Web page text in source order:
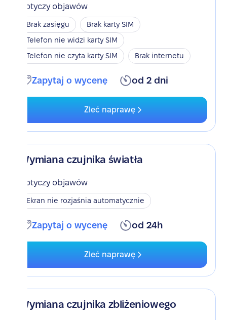
Dotyczy objawów
Brak zasięgu
Brak karty SIM
Telefon nie widzi karty SIM
Telefon nie czyta karty SIM
Brak internetu
Zapytaj o wycenę od 2 dni
Zleć naprawę
Wymiana czujnika światła
Dotyczy objawów
Ekran nie rozjaśnia automatycznie
Zapytaj o wycenę od 24h
Zleć naprawę
Wymiana czujnika zbliżeniowego